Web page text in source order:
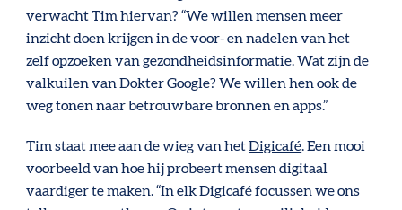
verwacht Tim hiervan? “We willen mensen meer
inzicht doen krijgen in de voor- en nadelen van het
zelf opzoeken van gezondheidsinformatie. Wat zijn de
valkuilen van Dokter Google? We willen hen ook de
weg tonen naar betrouwbare bronnen en apps.”
Tim staat mee aan de wieg van hetDigicafé. Een mooi
voorbeeld van hoe hij probeert mensen digitaal
vaardiger te maken. “In elk Digicafé focussen we ons